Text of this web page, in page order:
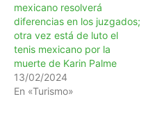
mexicano resolverá
diferencias en los juzgados;
otra vez está de luto el
tenis mexicano por la
muerte de Karin Palme
13/02/2024
En «Turismo»